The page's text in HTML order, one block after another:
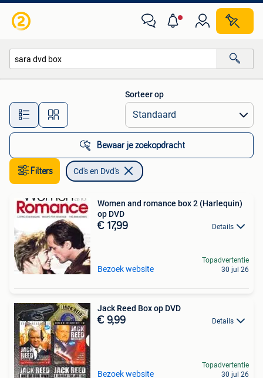
Alle afstanden…
Sorteer op
Bewaar je zoekopdracht
Filters Cd's en Dvd's
Women and romance box 2 (Harlequin)
op DVD
€ 17,99 Details
Bezoek website
Topadvertentie
30 jul 26
Jack Reed Box op DVD
€ 9,99 Details
Bezoek website
Topadvertentie
30 jul 26